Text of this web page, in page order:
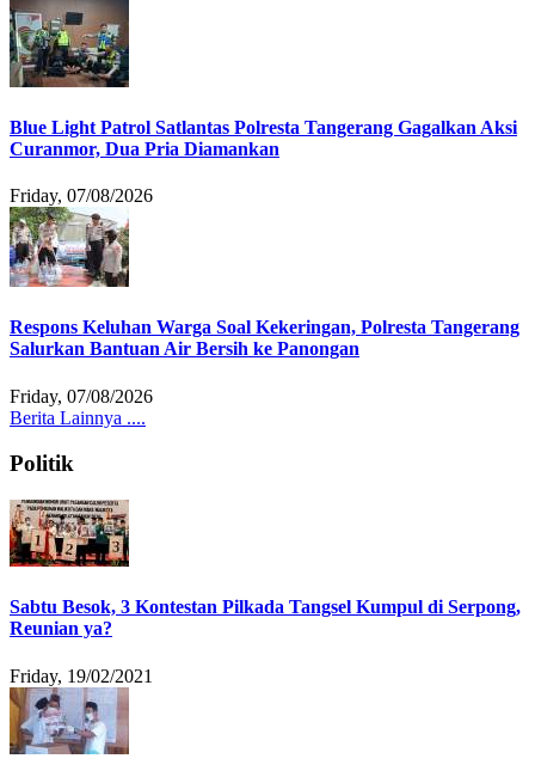
Blue Light Patrol Satlantas Polresta Tangerang Gagalkan Aksi
Curanmor, Dua Pria Diamankan
Friday, 07/08/2026
Respons Keluhan Warga Soal Kekeringan, Polresta Tangerang
Salurkan Bantuan Air Bersih ke Panongan
Friday, 07/08/2026
Berita Lainnya ....
Politik
Sabtu Besok, 3 Kontestan Pilkada Tangsel Kumpul di Serpong,
Reunian ya?
Friday, 19/02/2021